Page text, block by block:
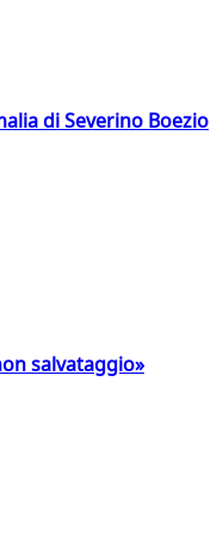
di Severino Boezio
salvataggio»